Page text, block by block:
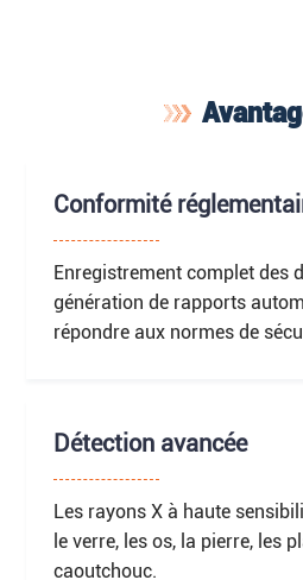
Conformité
Enregistrement complet des
génération de rapports
répondre aux normes de
Détection avancée
Les rayons X à haute
le verre, les os, la pierre, les
caoutchouc.